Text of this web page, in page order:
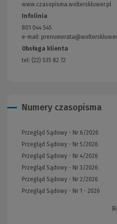
www.czasopisma.wolterskluwer.pl
Infolinia
801 044 545
e-mail:
Obsługa klienta
tel: (22) 535 82 72
Numery czasopisma
Przegląd Sądowy - Nr 6/2026
Przegląd Sądowy - Nr 5/2026
Przegląd Sądowy - Nr 4/2026
Przegląd Sądowy - Nr 3/2026
Przegląd Sądowy - Nr 2/2026
Przegląd Sądowy - Nr 1 - 2026